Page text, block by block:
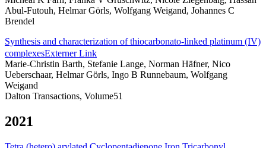
Abul‐Futouh, Helmar Görls, Wolfgang Weigand, Johannes C
Brendel
Synthesis and characterization of thiocarbonato-linked platinum (IV)
complexesExterner Link
Marie-Christin Barth, Stefanie Lange, Norman Häfner, Nico
Ueberschaar, Helmar Görls, Ingo B Runnebaum, Wolfgang
Weigand
Dalton Transactions, Volume51
2021